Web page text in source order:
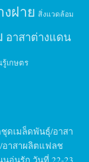
งฝาย สิ่งแวดล้อม
อาสาต่างแดน
รู้เกษตร
ดเมล็ดพันธุ์/อาสา
อาสาผลิตแฟลช